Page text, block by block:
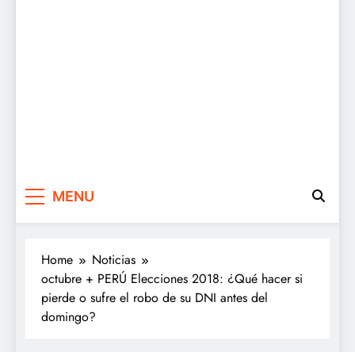
MENU
Home
Noticias
octubre + PERÚ Elecciones 2018: ¿Qué hacer si
pierde o sufre el robo de su DNI antes del
domingo?